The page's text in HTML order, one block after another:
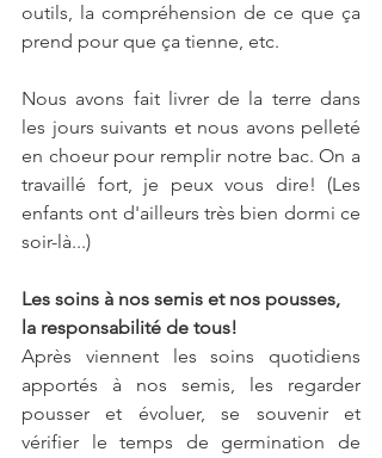
outils, la compréhension de ce que ça
prend pour que ça tienne, etc.
Nous avons fait livrer de la terre dans
les jours suivants et nous avons pelleté
en choeur pour remplir notre bac. On a
travaillé fort, je peux vous dire! (Les
enfants ont d'ailleurs très bien dormi ce
soir-là...)
Les soins à nos semis et nos pousses,
la responsabilité de tous!
Après viennent les soins quotidiens
apportés à nos semis, les regarder
pousser et évoluer, se souvenir et
vérifier le temps de germination de